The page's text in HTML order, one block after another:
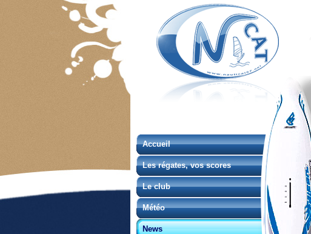
Accueil
Les régates, vos scores
Le club
Météo
News